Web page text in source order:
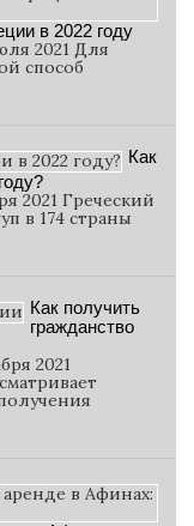
в 2022 году
2021 Для
способ
Как
2021 Греческий
в 174 страны
Как получить
гражданство
2021